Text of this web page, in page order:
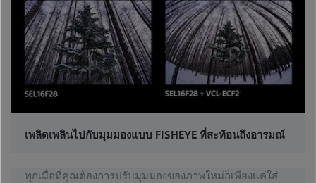
เพลิดเพลินไปกับมุมมองแบบ FISHEYE ที่สะท้อนถึงอารมณ์
ทุกเมื่อที่คุณต้องการปรับมุมมองของภาพใหม่ก็เพียงแค่ใส่